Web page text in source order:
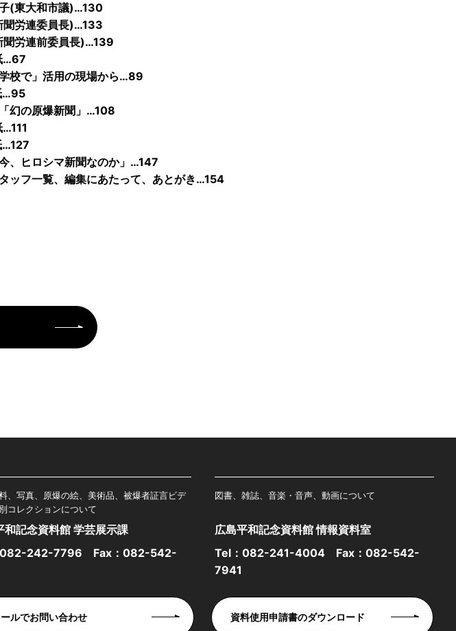
(東大和市議)…130
労連委員長)…133
労連前委員長)…139
…67
学校で」活用の現場から…89
…95
幻の原爆新聞」…108
…127
、ヒロシマ新聞なのか」…147
ッフ一覧、編集にあたって、あとがき…154
、写真、原爆の絵、美術品、被爆者証言ビデ
コレクションについて
和記念資料館 学芸展示課
082-242-7796 Fax：082-542-
図書、雑誌、音楽・音声、動画について
広島平和記念資料館 情報資料室
Tel： 082-241-4004 Fax：082-542-
7941
ールでお問い合わせ 資料使用申請書のダウンロード